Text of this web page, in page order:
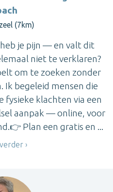
(7km)
je pijn — en valt dit
niet te verklaren?
om te zoeken zonder
begeleid mensen die
fysieke klachten via een
aanpak — online, voor
Plan een gratis en ...